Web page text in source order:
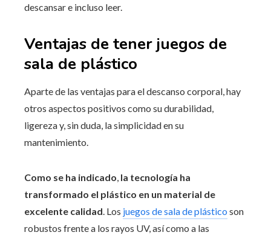
descansar e incluso leer.
Ventajas de tener juegos de
sala de plástico
Aparte de las ventajas para el descanso corporal, hay
otros aspectos positivos como su durabilidad,
ligereza y, sin duda, la simplicidad en su
mantenimiento.
Como se ha indicado, la tecnología ha
transformado el plástico en un material de
excelente calidad. Los juegos de sala de plástico son
robustos frente a los rayos UV, así como a las